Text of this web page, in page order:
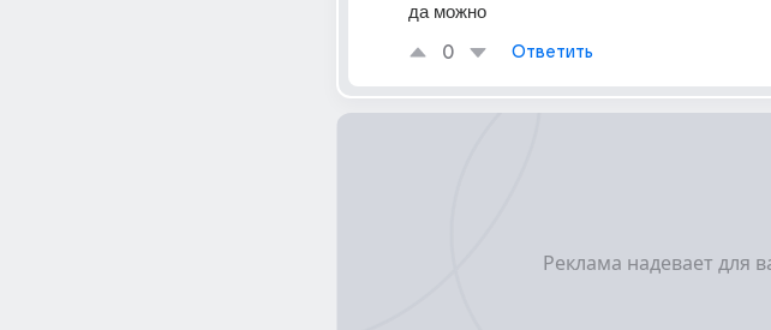
да можно
0 Ответить